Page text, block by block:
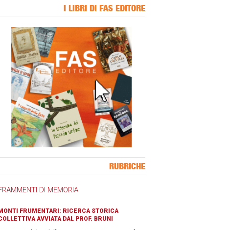
I LIBRI DI FAS EDITORE
RUBRICHE
DI MEMORIA
MONTI FRUMENTARI: RICERCA STORICA
AVVIATA DAL PROF. BRUNI